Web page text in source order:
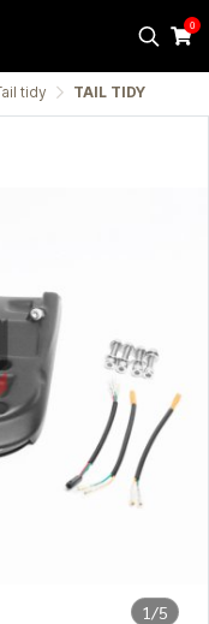
0
tidy TAIL TIDY
1/5